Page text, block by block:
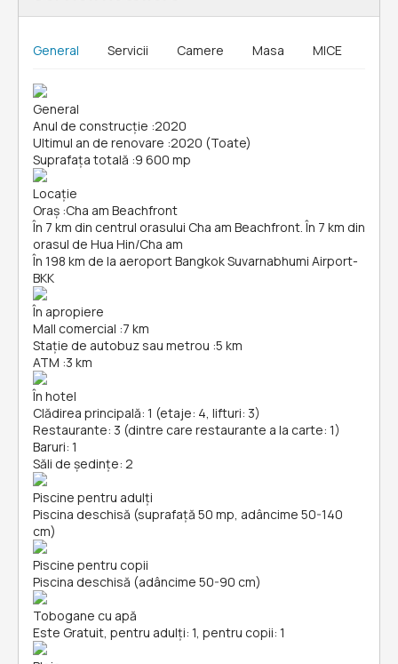
General Servicii Camere Masa MICE
General
Anul de construcție :2020
Ultimul an de renovare :2020 (Toate)
Suprafața totală :9 600 mp
Locație
Oraș :Cha am Beachfront
În 7 km din centrul orasului Cha am Beachfront. În 7 km din
orasul de Hua Hin/Cha am
În 198 km de la aeroport Bangkok Suvarnabhumi Airport-
BKK
În apropiere
Mall comercial :7 km
Stație de autobuz sau metrou :5 km
ATM :3 km
În hotel
Clădirea principală: 1 (etaje: 4, lifturi: 3)
Restaurante: 3 (dintre care restaurante a la carte: 1)
Baruri: 1
Săli de ședințe: 2
Piscine pentru adulți
Piscina deschisă (suprafață 50 mp, adâncime 50-140
cm)
Piscine pentru copii
Piscina deschisă (adâncime 50-90 cm)
Tobogane cu apă
Este Gratuit, pentru adulți: 1, pentru copii: 1